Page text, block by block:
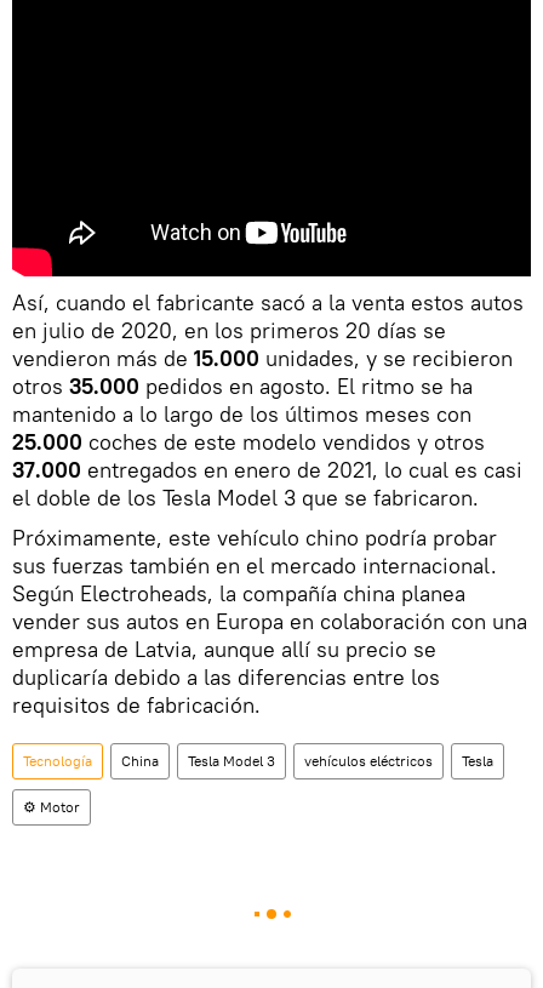
Así, cuando el fabricante sacó a la venta estos autos
en julio de 2020, en los primeros 20 días se
vendieron más de 15.000 unidades, y se recibieron
otros 35.000 pedidos en agosto. El ritmo se ha
mantenido a lo largo de los últimos meses con
25.000 coches de este modelo vendidos y otros
37.000 entregados en enero de 2021, lo cual es casi
el doble de los Tesla Model 3 que se fabricaron.
Próximamente, este vehículo chino podría probar
sus fuerzas también en el mercado internacional.
Según Electroheads, la compañía china planea
vender sus autos en Europa en colaboración con una
empresa de Latvia, aunque allí su precio se
duplicaría debido a las diferencias entre los
requisitos de fabricación.
Tecnología China Tesla Model 3 vehículos eléctricos Tesla
⚙️ Motor